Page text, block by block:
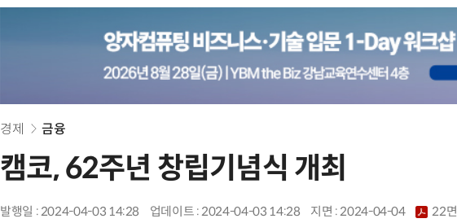
경제 금융
캠코, 62주년 창립기념식 개최
발행일 : 2024-04-03 14:28 업데이트 : 2024-04-03 14:28 지면 :2024-04-04 22면